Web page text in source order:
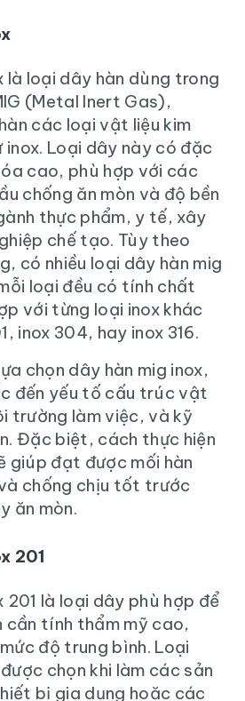
là loại dây hàn dùng trong
(Metal Inert Gas),
các loại vật liệu kim
inox. Loại dây này có đặc
cao, phù hợp với các
chống ăn mòn và độ bền
thực phẩm, y tế, xây
chế tạo. Tùy theo
có nhiều loại dây hàn mig
loại đều có tính chất
với từng loại inox khác
inox 304, hay inox 316.
chọn dây hàn mig inox,
đến yếu tố cấu trúc vật
trường làm việc, và kỹ
Đặc biệt, cách thực hiện
giúp đạt được mối hàn
chống chịu tốt trước
ăn mòn.
201
201 là loại dây phù hợp để
cần tính thẩm mỹ cao,
độ trung bình. Loại
chọn khi làm các sản
bị gia dụng hoặc các